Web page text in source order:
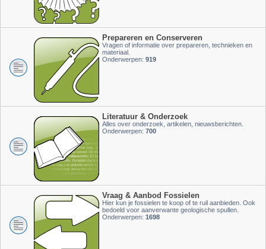
Prepareren en Conserveren
Vragen of informatie over prepareren, technieken en
materiaal.
Onderwerpen: 919
Literatuur & Onderzoek
Alles over onderzoek, artikelen, nieuwsberichten.
Onderwerpen: 700
Vraag & Aanbod Fossielen
Hier kun je fossielen te koop of te ruil aanbieden. Ook
bedoeld voor aanverwante geologische spullen.
Onderwerpen: 1698